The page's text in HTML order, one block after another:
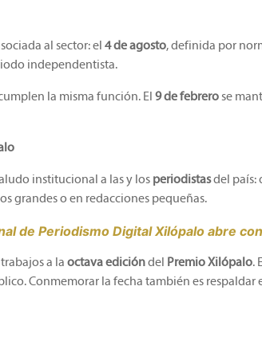
al sector: el 4 de agosto, definida por
independentista.
la misma función. El 9 de febrerose
institucional a las y los periodistasdel país:
grandes o en redacciones pequeñas.
de Periodismo Digital Xilópalo abre
a la octava edicióndel Premio Xilópalo.
Conmemorar la fecha también es